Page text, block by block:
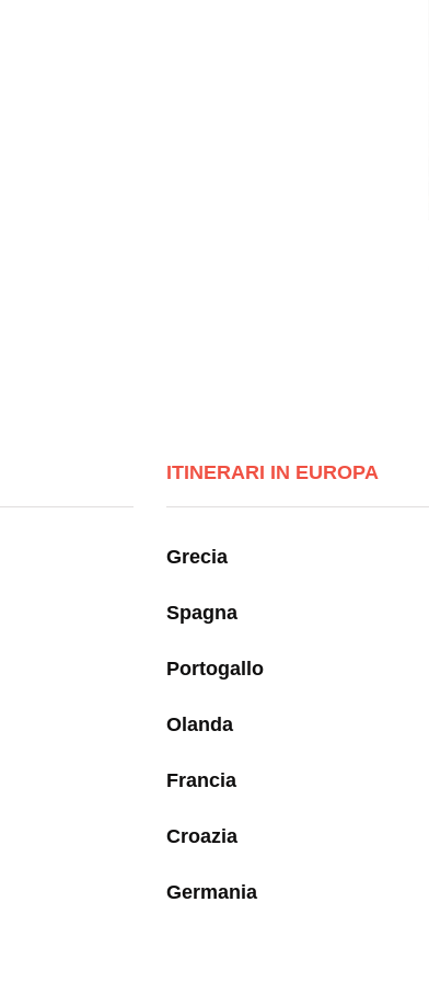
ITINERARI IN EUROPA
Grecia
Spagna
Portogallo
Olanda
Francia
Croazia
Germania